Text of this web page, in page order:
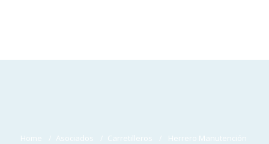
Home Asociados Carretilleros Herrero Manutención